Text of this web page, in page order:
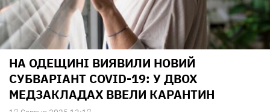
НА ОДЕЩИНІ ВИЯВИЛИ НОВИЙ
СУБВАРІАНТ COVID-19: У ДВОХ
МЕДЗАКЛАДАХ ВВЕЛИ КАРАНТИН